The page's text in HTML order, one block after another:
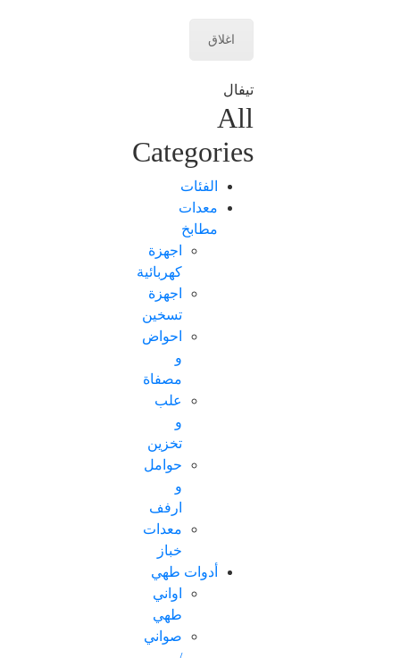
اغلاق
تيفال
All
Categories
الفئات
معدات
مطابخ
اجهزة
كهربائية
اجهزة
تسخين
احواض
مصفاة
علب
تخزين
حوامل
ارفف
معدات
خباز
أدوات طهي
اواني
طهي
صواني